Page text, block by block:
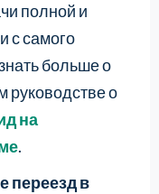
полной и
с самого
больше о
руководстве о
на
.
переезд в